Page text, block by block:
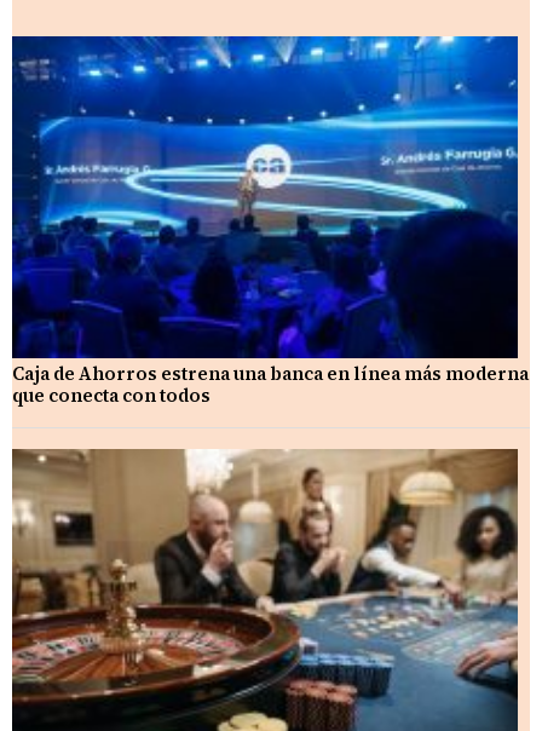
Caja de Ahorros estrena una banca en línea más moderna
que conecta con todos